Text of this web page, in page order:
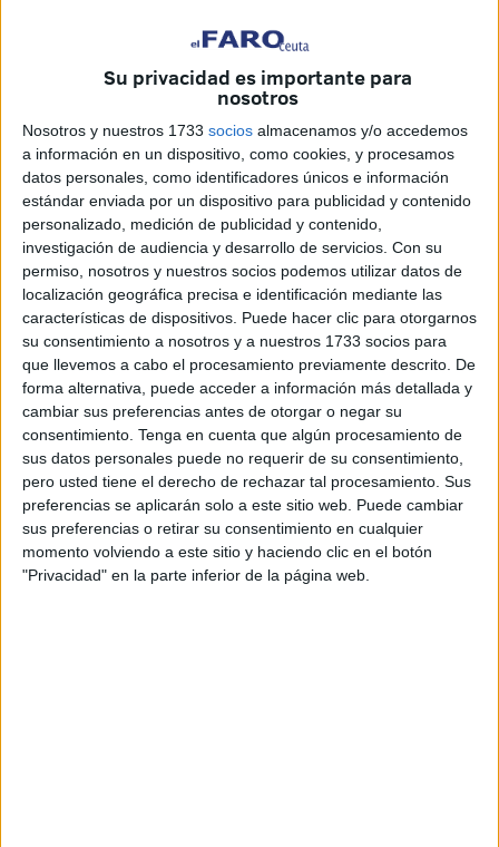
Su privacidad es importante para
nosotros
Nosotros y nuestros 1733 socios almacenamos y/o accedemos
a información en un dispositivo, como cookies, y procesamos
datos personales, como identificadores únicos e información
estándar enviada por un dispositivo para publicidad y contenido
personalizado, medición de publicidad y contenido,
investigación de audiencia y desarrollo de servicios. Con su
permiso, nosotros y nuestros socios podemos utilizar datos de
localización geográfica precisa e identificación mediante las
características de dispositivos. Puede hacer clic para otorgarnos
su consentimiento a nosotros y a nuestros 1733 socios para
que llevemos a cabo el procesamiento previamente descrito. De
forma alternativa, puede acceder a información más detallada y
cambiar sus preferencias antes de otorgar o negar su
consentimiento. Tenga en cuenta que algún procesamiento de
sus datos personales puede no requerir de su consentimiento,
pero usted tiene el derecho de rechazar tal procesamiento. Sus
preferencias se aplicarán solo a este sitio web. Puede cambiar
sus preferencias o retirar su consentimiento en cualquier
momento volviendo a este sitio y haciendo clic en el botón
"Privacidad" en la parte inferior de la página web.
Imagen de Archivo
Hamido Mohamed Frugui,presidente de la Asociación
de Vecinos de San José-Hadú, ha querido agradecer la
presencia de laPolicía Localen la barriada durante el
mes sagrado de Ramadán. El representante vecinal ha
expresado la gratitud que le han trasladado tanto los
residentes en la barriada como los comerciantes de esta
zona de Ceuta
El portavoz del vecindario ha tenido una mención
destacada para el superintendente del cuerpo municipal,
Sebastián Vega, de quien ha resaltado su compromiso con
San José-Hadú. Un sentido del deber de la Policía Local
hacia la barriada que Frugui solicita que se prolongue
durante el resto del año.